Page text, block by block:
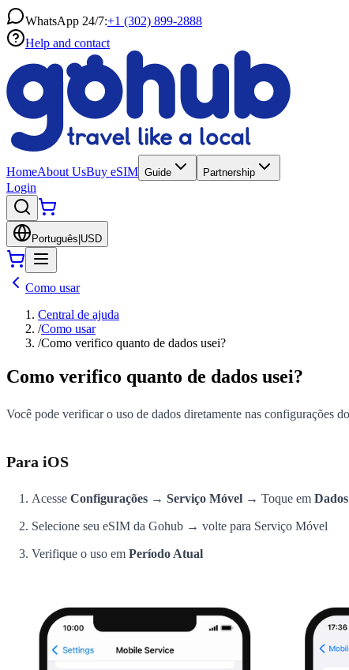
WhatsApp 24/7:+1 (302) 899-2888
Help and contact
HomeAbout UsBuy eSIM Guide Partnership
Login
Português USD
Como usar
Central de ajuda
/Como usar
/Como verifico quanto de dados usei?
Como verifico quanto de dados usei?
Você pode verificar o uso de dados diretamente nas configurações
Para iOS
Acesse Configurações → Serviço Móvel → Toque em
Selecione seu eSIM da Gohub → volte para Serviço Móvel
Verifique o uso em Período Atual